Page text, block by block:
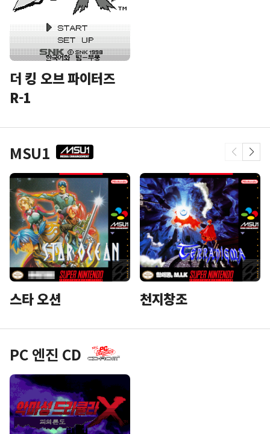
더 킹 오브 파이터즈
R-1
MSU1
스타 오션 천지창조
PC 엔진 CD